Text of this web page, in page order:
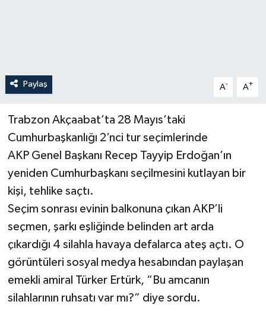
Paylaş A- A+
Trabzon Akçaabat’ta 28 Mayıs’taki
Cumhurbaşkanlığı 2’nci tur seçimlerinde
AKP Genel Başkanı Recep Tayyip Erdoğan’ın
yeniden Cumhurbaşkanı seçilmesini kutlayan bir
kişi, tehlike saçtı.
Seçim sonrası evinin balkonuna çıkan AKP’li
seçmen, şarkı eşliğinde belinden art arda
çıkardığı 4 silahla havaya defalarca ateş açtı. O
görüntüleri sosyal medya hesabından paylaşan
emekli amiral Türker Ertürk, “Bu amcanın
silahlarının ruhsatı var mı?” diye sordu.